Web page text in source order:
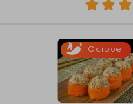
Острое